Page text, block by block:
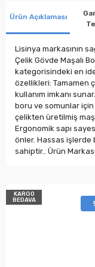
Ürün Açıklaması
Lisinya markasının
Çelik Gövde Maşalı
kategorisindeki en
özellikleri: Tamamen
kullanım imkanı
boru ve somunlar
çelikten üretilmiş
Ergonomik sapı
önler. Hassas
sahiptir.. Ürün
KARGO
BEDAVA